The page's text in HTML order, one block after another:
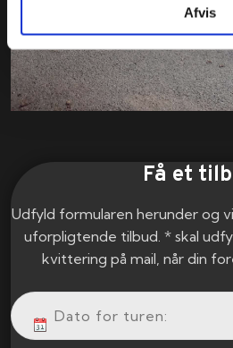
Afvis
Få et
Udfyld formularen herunder og
uforpligtende tilbud. * skal
kvittering på mail, når din